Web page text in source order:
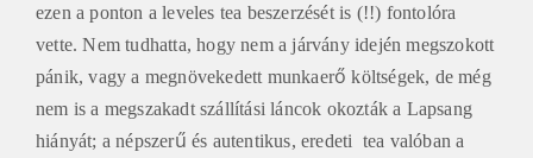
ezen a ponton a leveles tea beszerzését is (!!) fontolóra
vette. Nem tudhatta, hogy nem a járvány idején megszokott
pánik, vagy a megnövekedett munkaerő költségek, de még
nem is a megszakadt szállítási láncok okozták a Lapsang
hiányát; a népszerű és autentikus, eredeti tea valóban a